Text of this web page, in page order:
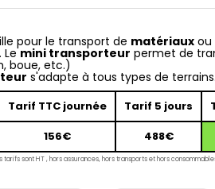
pour le transport de matériauxou
Lemini transporteur permet de
boue, etc.)
s'adapte à tous types de terrains.
Tarif TTC journée Tarif 5 jours
156€ 488€
tarifs sont HT , hors assurances, hors transports et hors